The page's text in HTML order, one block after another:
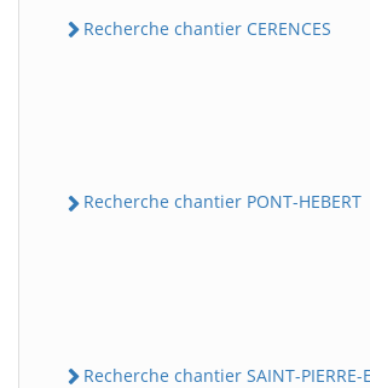
Recherche chantier CERENCES
Recherche chantier PONT-HEBERT
Recherche chantier SAINT-PIERRE-